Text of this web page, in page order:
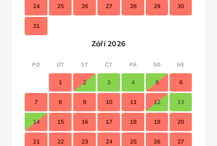
24 25 26 27 28 29 30
31
Září 2026
PO ÚT ST ČT PÁ SO NE
1 2 3 4 5 6
7 8 9 10 11 12 13
14 15 16 17 18 19 20
21 22 23 24 25 26 27